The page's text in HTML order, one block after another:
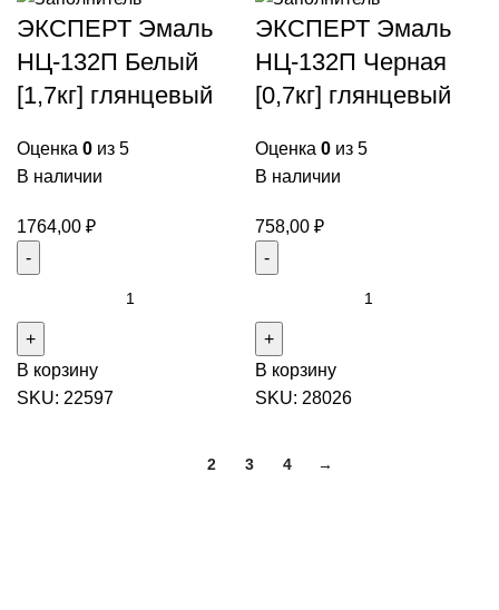
[2,5КГ]
глянцевый
ЭКСПЕРТ Эмаль
НЦ-132П Белый
[1,7кг] глянцевый
Оценка 0 из 5
В наличии
1764,00 ₽
ЭКСПЕРТ
Эмаль
НЦ-132П
В корзину
SKU: 22597
ЭКСПЕРТ Эмаль
НЦ-132П Черная
[0,7кг] глянцевый
Оценка 0 из 5
В наличии
758,00 ₽
ЭКСПЕРТ
Эмаль
НЦ-132П
[0,7кг]
В корзину
SKU: 28026
2 3 4 →